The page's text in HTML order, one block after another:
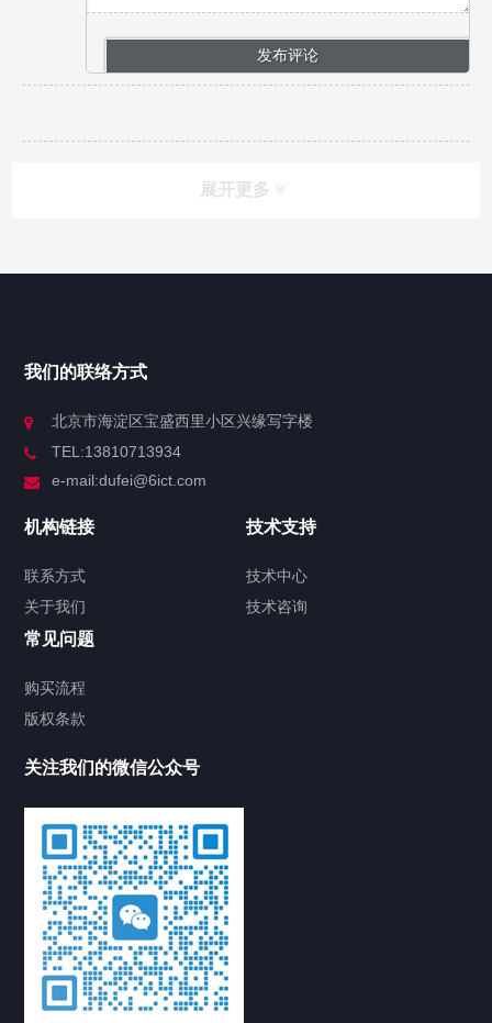
展开更多
网站导航
解决方案
产品中心 新闻中心
52X-WiNet
华为AR6121路由器 企业路由器
2025/03/17
由器NetEngine AR6121
华为坤灵AP162E无线AP 华为
eKitEngine AP162E | 86*86面板 | 大溪地
灰 | 支持Wi-Fi 6 协议 | 整机速率
2.975Gbps | 双频 | 推荐接入用户数64 |
最大用户数128 | 发射功率20dBm | 智能
天线 | 最佳覆盖半径10米
我们的联络方式
北京市海淀区宝盛西里小区兴缘写字楼
TEL:13810713934
e-mail:dufei@6ict.com
机构链接
联系方式
关于我们
技术支持
技术中心
技术咨询
常见问题
购买流程
版权条款
关注我们的微信公众号